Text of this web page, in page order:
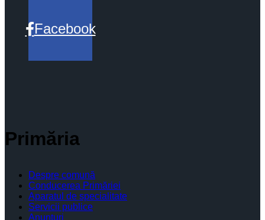
Facebook
Primăria
Despre comună
Conducerea Primăriei
Aparatul de specialitate
Servicii publice
Anunturi